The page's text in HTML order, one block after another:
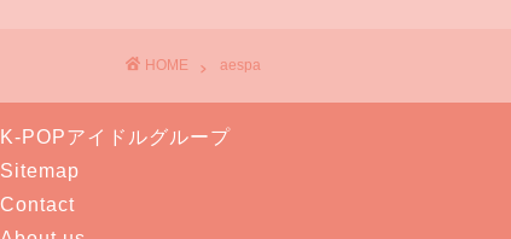
HOME aespa
K-POPアイドルグループ
Sitemap
Contact